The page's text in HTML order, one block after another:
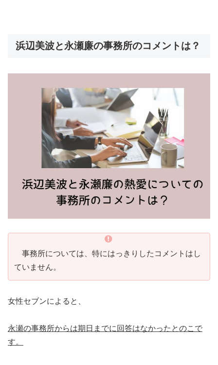
浜辺美波と永瀬廉の事務所のコメントは？
事務所については、特にはっきりしたコメントはし
ていません。
女性セブンによると、
永瀬の事務所からは期日までに回答はなかったとのこで
す。